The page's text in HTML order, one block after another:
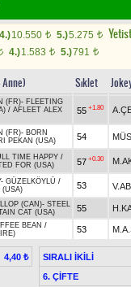
4.)10.550 t 5.)5.275 t
4.)1.583 t 5.)791 t
Sıklet
(FR)- FLEETING
/ AFLEET ALEX
55 +1.80
(FR)- BORN
PEKAN (USA) 54
TIME HAPPY /
FOR (USA)
57 +0.30
- GÜZELKÖYLÜ /
(USA)
53
(CAN)- STEEL
CAT (USA) 55
BEAN /
53
4,40 ₺
SIRALI İKİLİ
6. ÇİFTE